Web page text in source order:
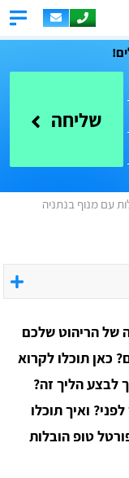
שליחה
עם מנוף בנתניה
של הריהוט שלכם
כאן תוכלו לקרוא
לבצע הליך זה?
ואיך תוכלו
טופ הובלות